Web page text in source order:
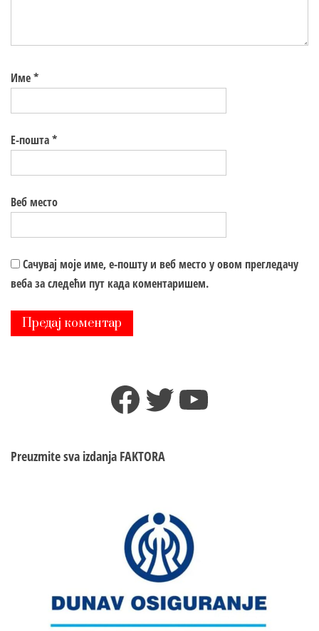
Име*
Е-пошта*
Веб место
Сачувај моје име, е-пошту и веб место у овом прегледачу
веба за следећи пут када коментаришем.
Facebook
TwitterYouTube
Preuzmite sva izdanja FAKTORA